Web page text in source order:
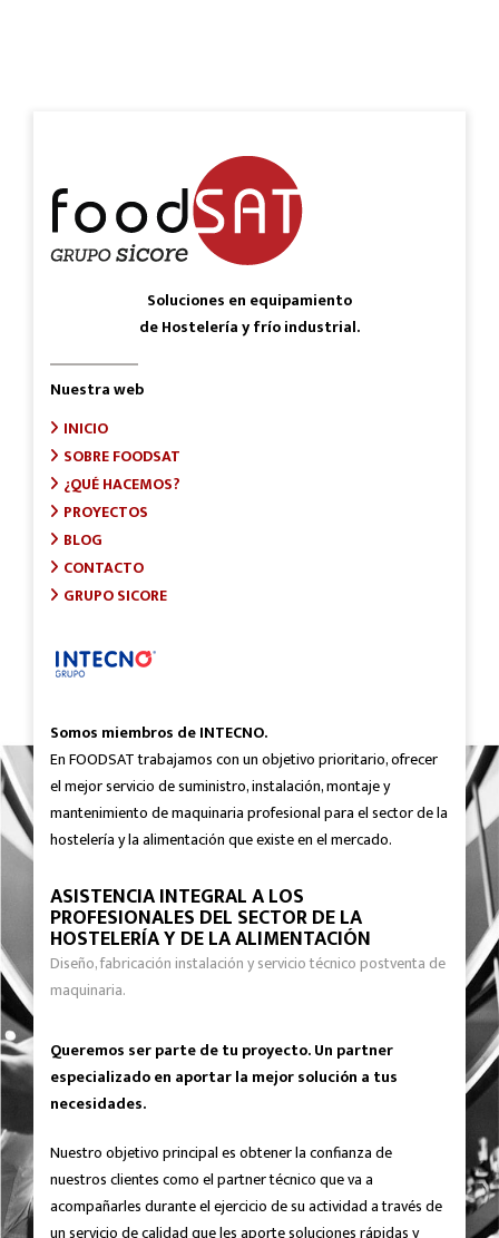
Soluciones en equipamiento
de Hostelería y frío industrial.
Nuestra web
INICIO
SOBRE FOODSAT
¿QUÉ HACEMOS?
PROYECTOS
BLOG
CONTACTO
GRUPO SICORE
Somos miembros de INTECNO.
En FOODSAT trabajamos con un objetivo prioritario, ofrecer
el mejor servicio de suministro, instalación, montaje y
mantenimiento de maquinaria profesional para el sector de la
hostelería y la alimentación que existe en el mercado.
ASISTENCIA INTEGRAL A LOS
PROFESIONALES DEL SECTOR DE LA
HOSTELERÍA Y DE LA ALIMENTACIÓN
Diseño, fabricación instalación y servicio técnico postventa de
maquinaria.
Queremos ser parte de tu proyecto. Un partner
especializado en aportar la mejor solución a tus
necesidades.
Nuestro objetivo principal es obtener la confianza de
nuestros clientes como el partner técnico que va a
acompañarles durante el ejercicio de su actividad a través de